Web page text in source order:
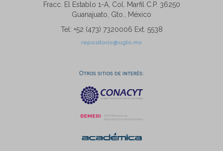
Fracc. El Establo 1-A, Col. Marfil C.P. 36250
Guanajuato, Gto., México
Tel: +52 (473) 7320006 Ext. 5538
repositorio@ugto.mx
Otros sitios de interés: